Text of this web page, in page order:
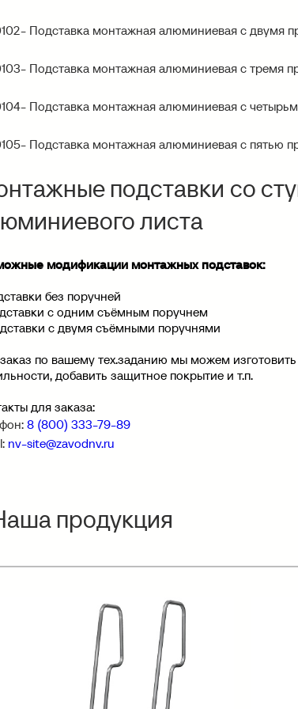
- Подставка монтажная алюминиевая с двумя
- Подставка монтажная алюминиевая с тремя
- Подставка монтажная алюминиевая с
- Подставка монтажная алюминиевая с пятью
подставки со
листа
модификации монтажных подставок:
без поручней
с одним съёмным поручнем
с двумя съёмными поручнями
по вашему тех.заданию мы можем
добавить защитное покрытие и т.п.
для заказа:
8 (800) 333-79-89
nv-site@zavodnv.ru
продукция